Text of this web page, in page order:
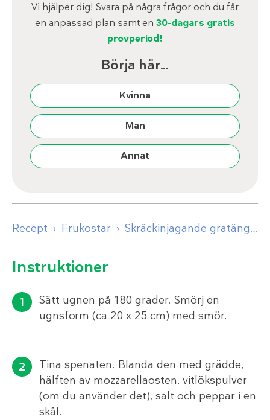
Vi hjälper dig! Svara på några frågor och du får
en anpassad plan samt en 30-dagars gratis
provperiod!
Börja här...
Kvinna
Man
Annat
Recept Frukostar Skräckinjagande gratäng med ägg-ögon
Instruktioner
Sätt ugnen på 180 grader. Smörj en
ugnsform (ca 20 x 25 cm) med smör.
Tina spenaten. Blanda den med grädde,
hälften av mozzarellaosten, vitlökspulver
(om du använder det), salt och peppar i en
skål.